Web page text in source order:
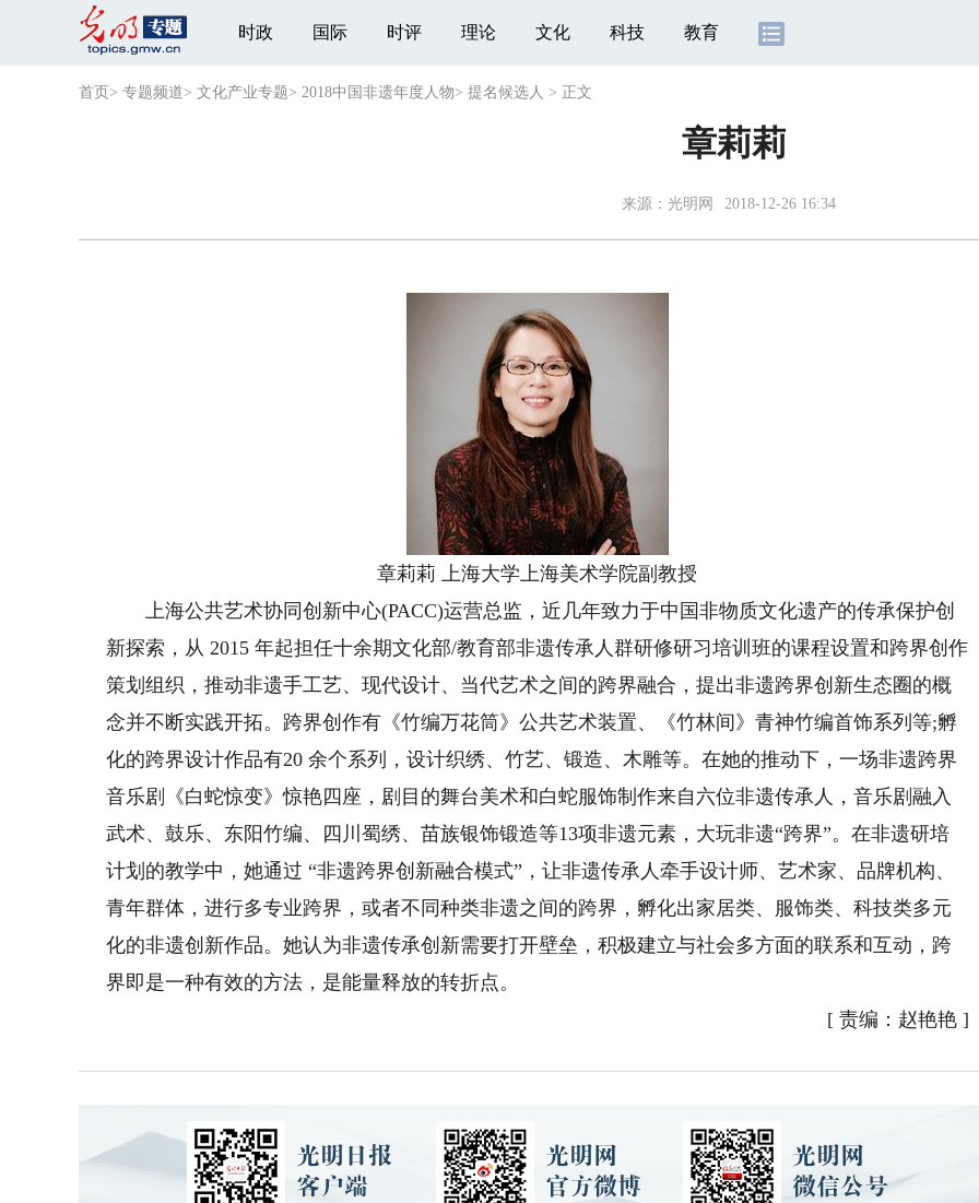
时政 国际 时评 理论 文化 科技 教育
首页 > 专题频道> 文化产业专题> 2018中国非遗年度人物> 提名候选人 > 正文
章莉莉
来源： 光明网 2018-12-26 16:34
章莉莉 上海大学上海美术学院副教授
上海公共艺术协同创新中心(PACC)运营总监，近几年致力于中国非物质文化遗产的传承保护创
新探索，从 2015 年起担任十余期文化部/教育部非遗传承人群研修研习培训班的课程设置和跨界创作
策划组织，推动非遗手工艺、现代设计、当代艺术之间的跨界融合，提出非遗跨界创新生态圈的概
念并不断实践开拓。跨界创作有《竹编万花筒》公共艺术装置、《竹林间》青神竹编首饰系列等;孵
化的跨界设计作品有20 余个系列，设计织绣、竹艺、锻造、木雕等。在她的推动下，一场非遗跨界
音乐剧《白蛇惊变》惊艳四座，剧目的舞台美术和白蛇服饰制作来自六位非遗传承人，音乐剧融入
武术、鼓乐、东阳竹编、四川蜀绣、苗族银饰锻造等13项非遗元素，大玩非遗“跨界”。在非遗研培
计划的教学中，她通过 “非遗跨界创新融合模式”，让非遗传承人牵手设计师、艺术家、品牌机构、
青年群体，进行多专业跨界，或者不同种类非遗之间的跨界，孵化出家居类、服饰类、科技类多元
化的非遗创新作品。她认为非遗传承创新需要打开壁垒，积极建立与社会多方面的联系和互动，跨
界即是一种有效的方法，是能量释放的转折点。
[ 责编：赵艳艳]